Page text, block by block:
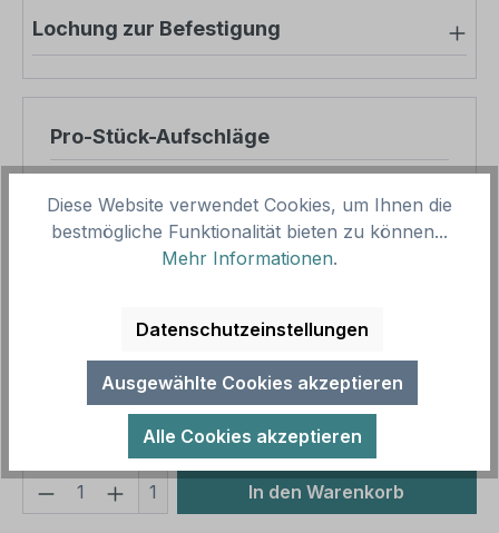
Lochung zur Befestigung
Pro-Stück-Aufschläge
Zwischensumme
8,45 €
Gesamtpreis
Preise inkl. MwSt. zzgl. Versandkosten
Aufgrund von Neuberechnungen im Warenkorb sind
abweichende Endpreise möglich.
Produkt Anzahl: Gib den gewünschten
1 In den Warenkorb
Diese Website verwendet Cookies, um Ihnen die
bestmögliche Funktionalität bieten zu können...
Mehr Informationen.
Datenschutzeinstellungen
Ausgewählte Cookies akzeptieren
Alle Cookies akzeptieren